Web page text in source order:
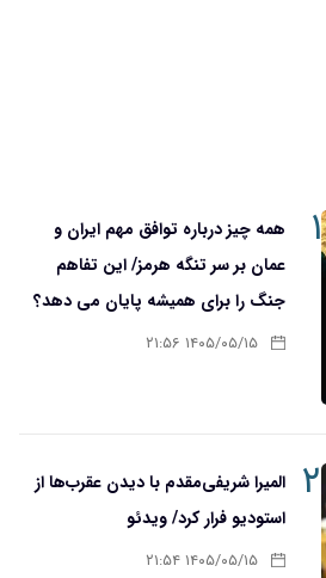
۱
همه چیز درباره توافق مهم ایران و
عمان بر سر تنگه هرمز/ این تفاهم
جنگ را برای همیشه پایان می دهد؟
۱۴۰۵/۰۵/۱۵ ۲۱:۵۶
۲
المیرا شریفی‌مقدم با دیدن عقرب‌ها از
استودیو فرار کرد/ ویدئو
۱۴۰۵/۰۵/۱۵ ۲۱:۵۴